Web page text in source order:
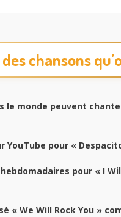
chansons
le monde peuvent
YouTube pour «
pour « I
« We Will Rock You »